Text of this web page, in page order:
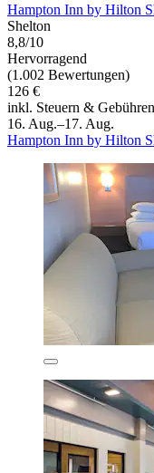
Hampton Inn by Hilton
Shelton
8,8/10
Hervorragend
(1.002 Bewertungen)
126 €
inkl. Steuern & Gebühren
16. Aug.–17. Aug.
Hampton Inn by Hilton